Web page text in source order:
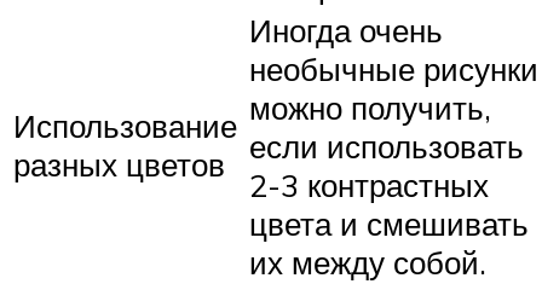
Использование
разных цветов
Иногда очень
необычные рисунки
можно получить,
если использовать
2-3 контрастных
цвета и смешивать
их между собой.